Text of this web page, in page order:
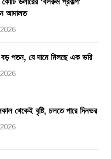
আদালত
বড় পতন, যে দামে মিলছে এক ভরি
থেকেই বৃষ্টি, চলতে পারে দিনভর